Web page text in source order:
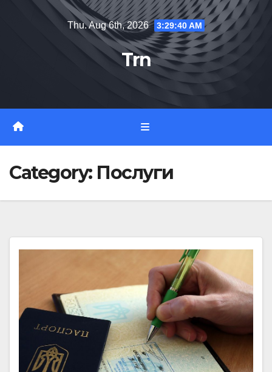
Thu. Aug 6th, 2026 3:29:40 AM
Trn
Category: Послуги